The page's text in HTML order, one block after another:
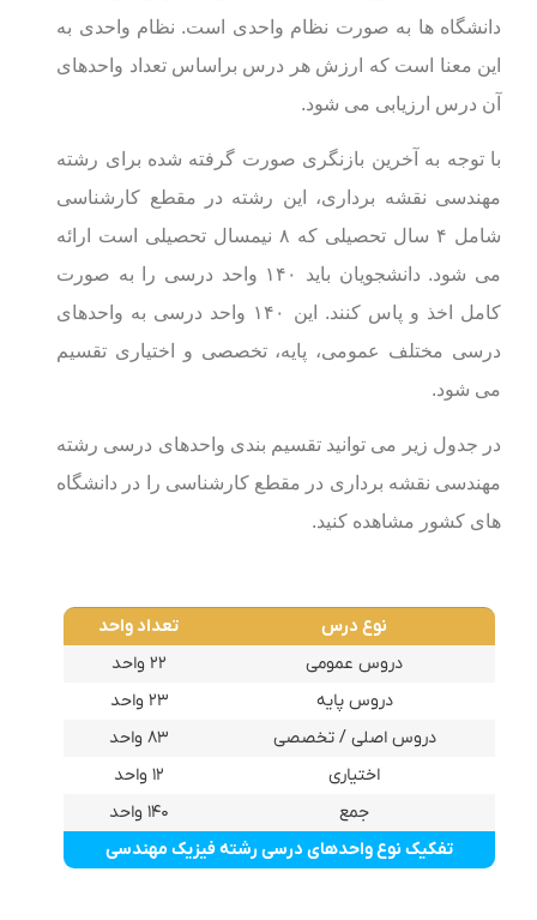
دانشگاه ها به صورت نظام واحدی است. نظام واحدی به
این معنا است که ارزش هر درس براساس تعداد واحدهای
آن درس ارزیابی می شود.
با توجه به آخرین بازنگری صورت گرفته شده برای رشته
مهندسی نقشه برداری، این رشته در مقطع کارشناسی
شامل ۴ سال تحصیلی که ۸ نیمسال تحصیلی است ارائه
می شود. دانشجویان باید ۱۴۰ واحد درسی را به صورت
کامل اخذ و پاس کنند. این ۱۴۰ واحد درسی به واحدهای
درسی مختلف عمومی، پایه، تخصصی و اختیاری تقسیم
می شود.
در جدول زیر می توانید تقسیم بندی واحدهای درسی رشته
مهندسی نقشه برداری در مقطع کارشناسی را در دانشگاه
های کشور مشاهده کنید.
نوع درس تعداد واحد
تفکیک نوع واحدهای درسی رشته فیزیک مهندسی
دروس عمومی
۲۲ واحد
دروس پایه
۲۳ واحد
دروس اصلی / تخصصی
۸۳ واحد
اختیاری
۱۲ واحد
جمع
۱۴۰ واحد